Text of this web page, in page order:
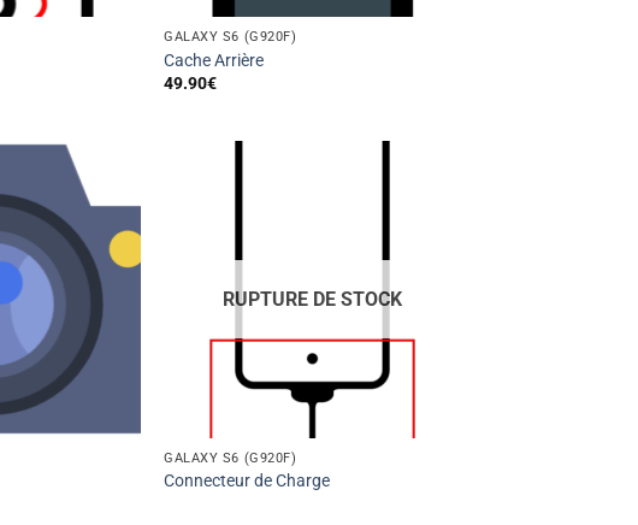
GALAXY S6 (G920F)
Cache Arrière
49.90€
RUPTURE DE STOCK
GALAXY S6 (G920F)
Connecteur de Charge